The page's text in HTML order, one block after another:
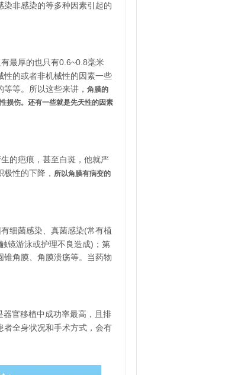
非感染的等多种因素引起的
最厚的也只有0.6~0.8毫米
性的或者非机械性的因素一些
等。所以这些来讲， 角膜的
损伤。还有一些就是先天性的因素
的疤痕，甚至白斑，他就严
性的下降， 所以角膜有病变的
细菌感染、真菌感染(常有植
镜游泳或护理不良造成)；第
锥角膜、角膜溃疡等。当药物
官移植中成功率最高，且排
者全身状况和手术方式，会有